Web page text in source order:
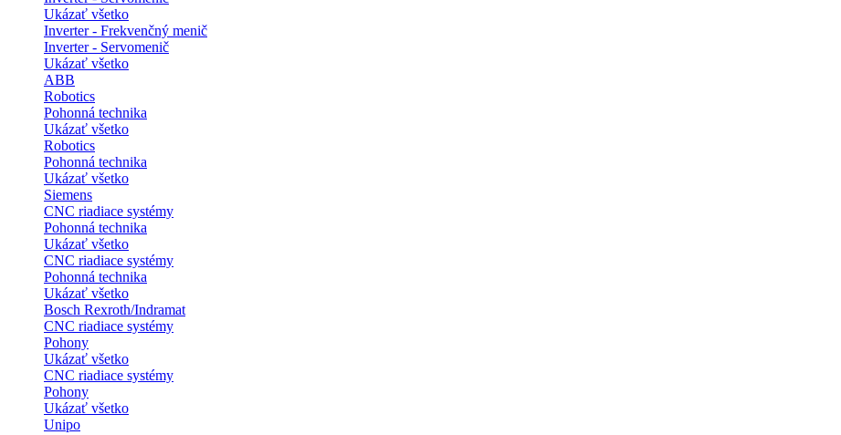
Ukázať všetko
Inverter - Frekvenčný menič
Inverter - Servomenič
Ukázať všetko
ABB
Robotics
Pohonná technika
Ukázať všetko
Robotics
Pohonná technika
Ukázať všetko
Siemens
CNC riadiace systémy
Pohonná technika
Ukázať všetko
CNC riadiace systémy
Pohonná technika
Ukázať všetko
Bosch Rexroth/Indramat
CNC riadiace systémy
Pohony
Ukázať všetko
CNC riadiace systémy
Pohony
Ukázať všetko
Unipo